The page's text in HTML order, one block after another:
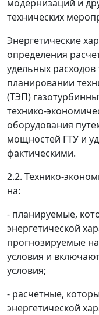
модернизаций и
технических
Энергетические
определения
удельных
планировании
(ТЭП)
технико-
оборудования
мощностей ГТУ и
фактическими.
2.2. Технико-
на:
- планируемые,
энергетической
прогнозируемые
условия и
условия;
- расчетные,
энергетической